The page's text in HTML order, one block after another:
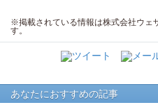
※掲載されている情報は株式会社ウェ
す。
あなたにおすすめの記事